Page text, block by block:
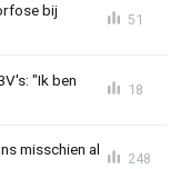
bij
51
"Ik ben
18
misschien al
248